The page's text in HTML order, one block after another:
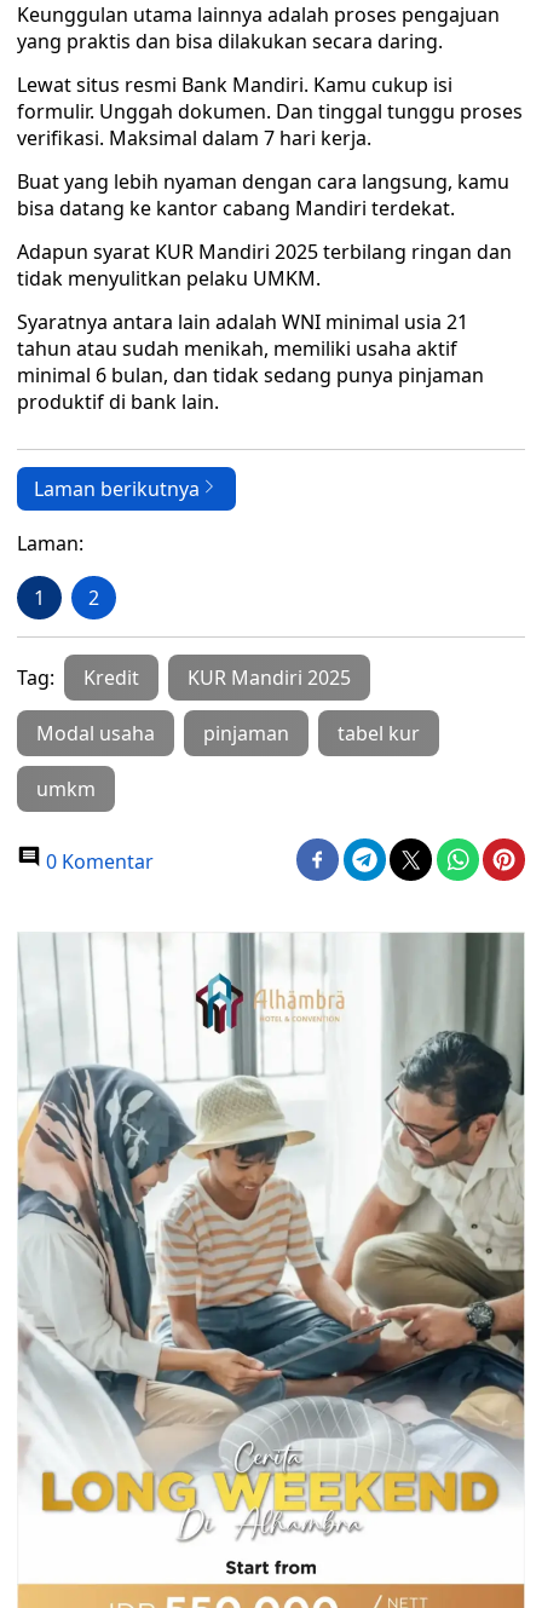
Keunggulan utama lainnya adalah proses pengajuan
yang praktis dan bisa dilakukan secara daring.
Lewat situs resmi Bank Mandiri. Kamu cukup isi
formulir. Unggah dokumen. Dan tinggal tunggu proses
verifikasi. Maksimal dalam 7 hari kerja.
Buat yang lebih nyaman dengan cara langsung, kamu
bisa datang ke kantor cabang Mandiri terdekat.
Adapun syarat KUR Mandiri 2025 terbilang ringan dan
tidak menyulitkan pelaku UMKM.
Syaratnya antara lain adalah WNI minimal usia 21
tahun atau sudah menikah, memiliki usaha aktif
minimal 6 bulan, dan tidak sedang punya pinjaman
produktif di bank lain.
Laman berikutnya
Laman:
1 2
Tag: Kredit KUR Mandiri 2025
Modal usaha pinjaman tabel kur
umkm
0 Komentar